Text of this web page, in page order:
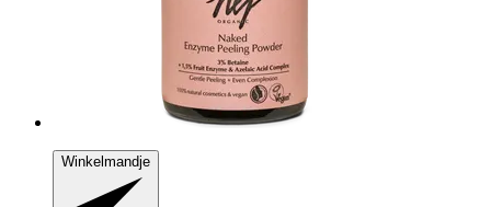
Winkelmandje